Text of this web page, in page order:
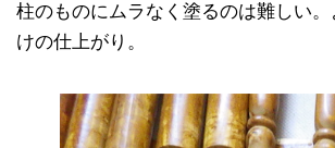
柱のものにムラなく塗るのは難しい
けの仕上がり。